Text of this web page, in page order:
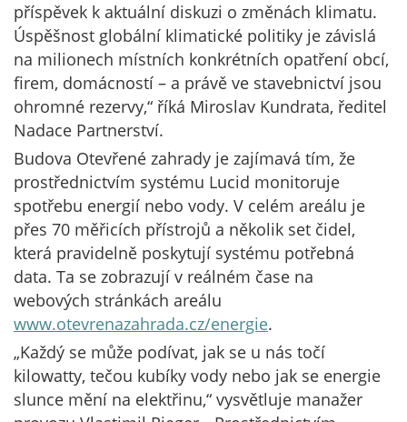
příspěvek k aktuální diskuzi o změnách klimatu.
Úspěšnost globální klimatické politiky je závislá
na milionech místních konkrétních opatření obcí,
firem, domácností – a právě ve stavebnictví jsou
ohromné rezervy,“ říká Miroslav Kundrata, ředitel
Nadace Partnerství.
Budova Otevřené zahrady je zajímavá tím, že
prostřednictvím systému Lucid monitoruje
spotřebu energií nebo vody. V celém areálu je
přes 70 měřicích přístrojů a několik set čidel,
která pravidelně poskytují systému potřebná
data. Ta se zobrazují v reálném čase na
webových stránkách areálu
www.otevrenazahrada.cz/energie.
„Každý se může podívat, jak se u nás točí
kilowatty, tečou kubíky vody nebo jak se energie
slunce mění na elektřinu,“ vysvětluje manažer